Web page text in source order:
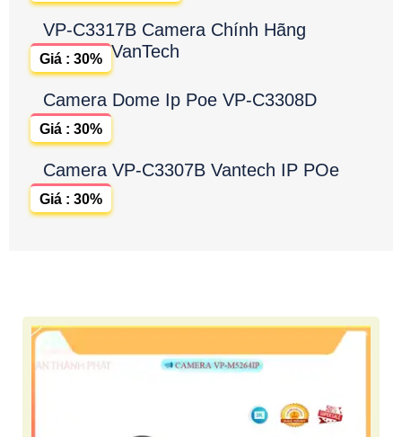
VP-C3317B Camera Chính Hãng
VanTech
Giá : 30%
Camera Dome Ip Poe VP-C3308D
Giá : 30%
Camera VP-C3307B Vantech IP POe
Giá : 30%